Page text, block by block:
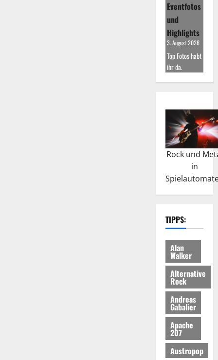
Eventfotos
und
Highlights
3. August 2026
Top Fotos habt
ihr da.
Rock und
in
TIPPS:
Alan
Walker
Alternative
Rock
Andreas
Gabalier
Apache
207
Austropop